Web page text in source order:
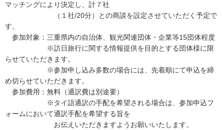
マッチングにより決定し、計７社
（１社/20分）との商談を設定させていただく予定で
す。
参加対象：三重県内の自治体、観光関連団体・企業等15団体程度
※訪日旅行に関する情報提供を目的とする団体様に限
らせていただきます。
※参加申し込み多数の場合には、先着順にて申込を締
め切らせていただきます。
参加費用：無料（通訳費は別途要）
※タイ語通訳の手配を希望される場合は、参加申込フ
ォームにおいて通訳手配を希望する旨を
お伝えいただきますようお願いいたします。